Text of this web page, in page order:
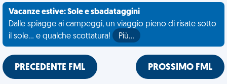
Vacanze estive: Sole e sbadataggini
Dalle spiagge ai campeggi, un viaggio pieno di risate sotto
il sole... e qualche scottatura!
Più…
PRECEDENTE FML PROSSIMO FML